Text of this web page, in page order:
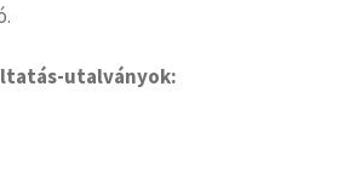
utalványok: